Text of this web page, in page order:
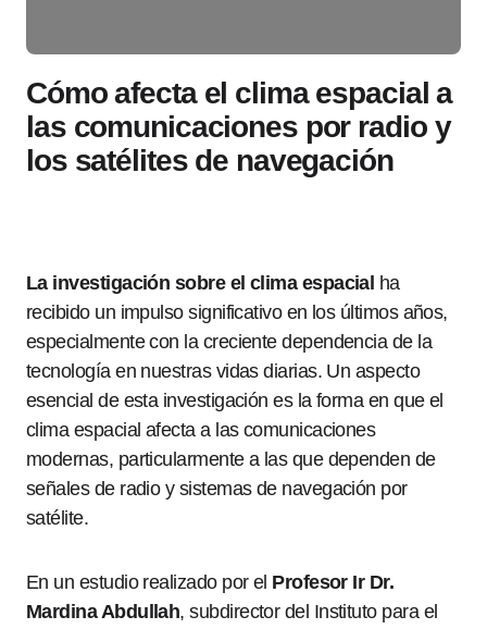
Cómo afecta el clima espacial a
las comunicaciones por radio y
los satélites de navegación
La investigación sobre el clima espacial ha
recibido un impulso significativo en los últimos años,
especialmente con la creciente dependencia de la
tecnología en nuestras vidas diarias. Un aspecto
esencial de esta investigación es la forma en que el
clima espacial afecta a las comunicaciones
modernas, particularmente a las que dependen de
señales de radio y sistemas de navegación por
satélite.
En un estudio realizado por el Profesor Ir Dr.
Mardina Abdullah, subdirector del Instituto para el